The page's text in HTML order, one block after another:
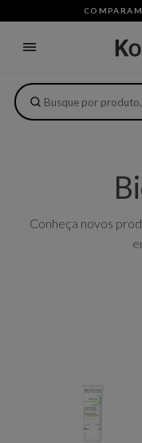
Conheça novos